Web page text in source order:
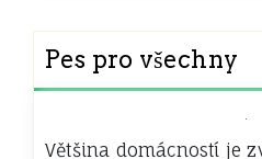
Pes pro všechny
Většina domácností je